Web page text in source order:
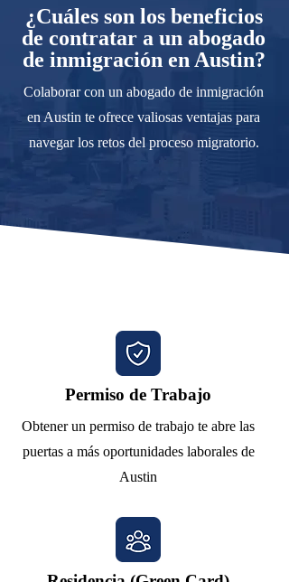
¿Cuáles son los beneficios
de contratar a un abogado
de inmigración en Austin?
Colaborar con un abogado de inmigración
en Austin te ofrece valiosas ventajas para
navegar los retos del proceso migratorio.
Permiso de Trabajo
Obtener un permiso de trabajo te abre las
puertas a más oportunidades laborales de
Austin